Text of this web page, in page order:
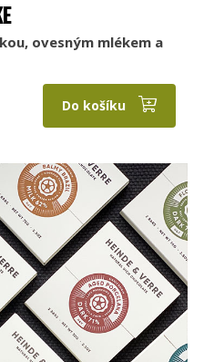
ovesným mlékem a
Do košíku